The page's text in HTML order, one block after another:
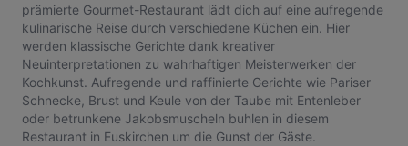
prämierte Gourmet-Restaurant lädt dich auf eine aufregende
kulinarische Reise durch verschiedene Küchen ein. Hier
werden klassische Gerichte dank kreativer
Neuinterpretationen zu wahrhaftigen Meisterwerken der
Kochkunst. Aufregende und raffinierte Gerichte wie Pariser
Schnecke, Brust und Keule von der Taube mit Entenleber
oder betrunkene Jakobsmuscheln buhlen in diesem
Restaurant in Euskirchen um die Gunst der Gäste.